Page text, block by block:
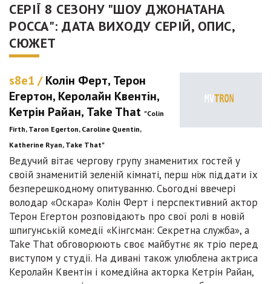
СЕРІЇ 8 СЕЗОНУ "ШОУ ДЖОНАТАНА
РОССА": ДАТА ВИХОДУ СЕРІЙ, ОПИС,
СЮЖЕТ
s8e1 /Колін Ферт, Терон
Егертон, Керолайн Квентін,
Кетрін Райан, Take That "Colin
Firth, Taron Egerton, Caroline Quentin,
Katherine Ryan, Take That"
Ведучий вітає чергову групу знаменитих гостей у
своїй знаменитій зеленій кімнаті, перш ніж піддати їх
безперешкодному опитуванню. Сьогодні ввечері
володар «Оскара» Колін Ферт і перспективний актор
Терон Егертон розповідають про свої ролі в новій
шпигунській комедії «Кінгсман: Секретна служба», а
Take That обговорюють своє майбутнє як тріо перед
виступом у студії. На дивані також улюблена актриса
Керолайн Квентін і комедійна акторка Кетрін Райан,